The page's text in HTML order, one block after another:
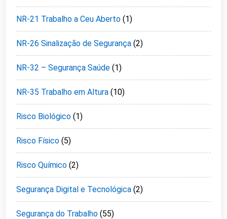
NR-21 Trabalho a Ceu Aberto (1)
NR-26 Sinalização de Segurança (2)
NR-32 – Segurança Saúde (1)
NR-35 Trabalho em Altura (10)
Risco Biológico (1)
Risco Físico (5)
Risco Químico (2)
Segurança Digital e Tecnológica (2)
Segurança do Trabalho (55)